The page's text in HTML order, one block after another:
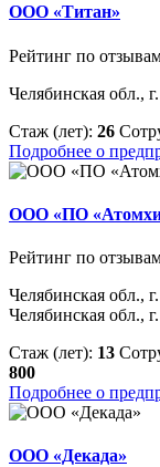
ООО «Титан»
Рейтинг по
Челябинская обл.,
Стаж (лет): 26
Подробнее о
ООО «ПО
Рейтинг по
Челябинская обл.,
Челябинская обл.,
Стаж (лет): 13
800
Подробнее о
ООО «Декада»